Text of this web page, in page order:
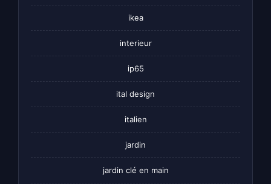
ikea
interieur
ip65
ital design
italien
jardin
jardin clé en main